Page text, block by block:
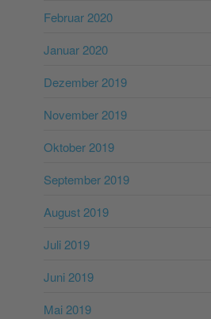
Februar 2020
Januar 2020
Dezember 2019
November 2019
Oktober 2019
September 2019
August 2019
Juli 2019
Juni 2019
Mai 2019